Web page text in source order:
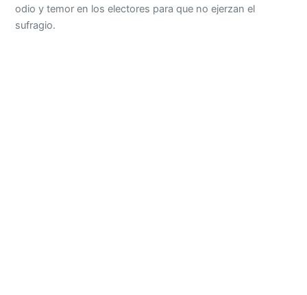
odio y temor en los electores para que no ejerzan el
sufragio.